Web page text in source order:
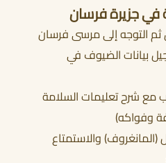
في جزيرة فرسان
ثم التوجه إلى مرسى فرسان
بيانات الضيوف في
مع شرح تعليمات السلامة
وفواكه)
(المانغروف) والاستمتاع